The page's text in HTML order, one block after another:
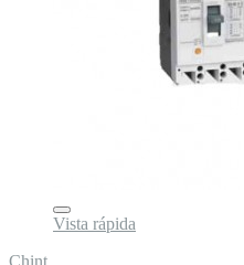
Vista rápida
Chint